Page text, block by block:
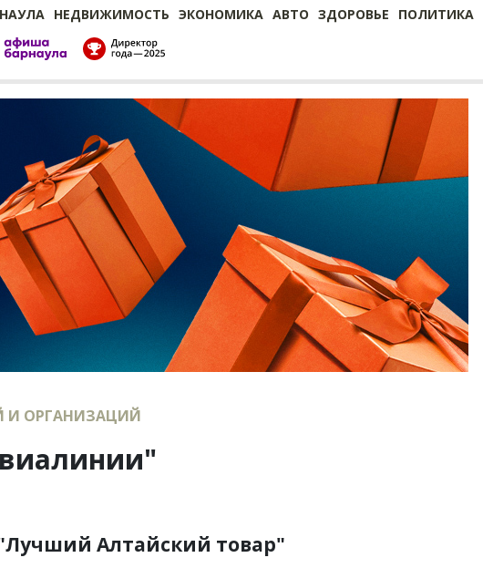
НЕДВИЖИМОСТЬ ЭКОНОМИКА АВТО ЗДОРОВЬЕ ПОЛИТИКА
И ОРГАНИЗАЦИЙ
Алтайский товар"